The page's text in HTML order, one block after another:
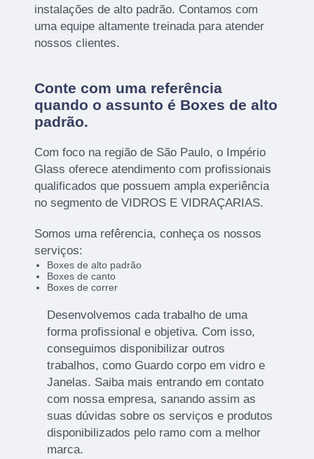
instalações de alto padrão. Contamos com
uma equipe altamente treinada para atender
nossos clientes.
Conte com uma referência
quando o assunto é Boxes de alto
padrão.
Com foco na região de São Paulo, o Império
Glass oferece atendimento com profissionais
qualificados que possuem ampla experiência
no segmento de VIDROS E VIDRAÇARIAS.
Somos uma refêrencia, conheça os nossos
serviços:
Boxes de alto padrão
Boxes de canto
Boxes de correr
Desenvolvemos cada trabalho de uma
forma profissional e objetiva. Com isso,
conseguimos disponibilizar outros
trabalhos, como Guardo corpo em vidro e
Janelas. Saiba mais entrando em contato
com nossa empresa, sanando assim as
suas dúvidas sobre os serviços e produtos
disponibilizados pelo ramo com a melhor
marca.